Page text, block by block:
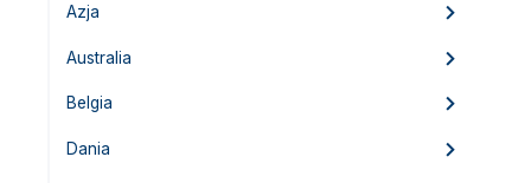
Azja
Australia
Belgia
Dania